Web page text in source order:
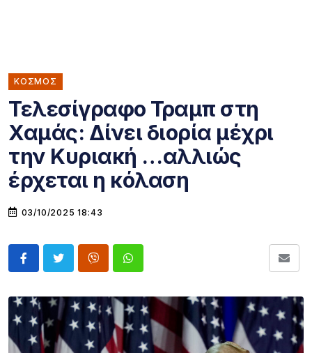
ΚΌΣΜΟΣ
Τελεσίγραφο Τραμπ στη
Χαμάς: Δίνει διορία μέχρι
την Κυριακή …αλλιώς
έρχεται η κόλαση
03/10/2025 18:43